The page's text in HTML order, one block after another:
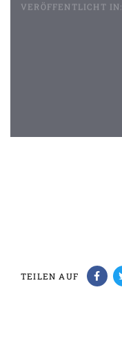
VERÖFFENTLICHT IN:
TEILEN AUF